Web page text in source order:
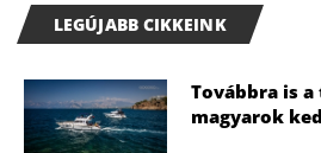
LEGÚJABB CIKKEINK
Továbbra is
magyarok